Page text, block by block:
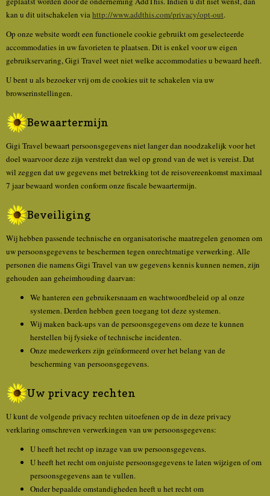
kan u dit uitschakelen viahttp://www.addthis.com/privacy/opt-out.
Op onze website wordt een functionele cookie gebruikt om geselecteerde
accommodaties in uw favorieten te plaatsen. Dit is enkel voor uw eigen
gebruikservaring, Gigi Travel weet niet welke accommodaties u bewaard heeft.
U bent u als bezoeker vrij om de cookies uit te schakelen via uw
browserinstellingen.
Bewaartermijn
Gigi Travel bewaart persoonsgegevens niet langer dan noodzakelijk voor het
doel waarvoor deze zijn verstrekt dan wel op grond van de wet is vereist. Dat
wil zeggen dat uw gegevens met betrekking tot de reisovereenkomst maximaal
7 jaar bewaard worden conform onze fiscale bewaartermijn.
Beveiliging
Wij hebben passende technische en organisatorische maatregelen genomen om
uw persoonsgegevens te beschermen tegen onrechtmatige verwerking. Alle
personen die namens Gigi Travel van uw gegevens kennis kunnen nemen, zijn
gehouden aan geheimhouding daarvan:
We hanteren een gebruikersnaam en wachtwoordbeleid op al onze
systemen. Derden hebben geen toegang tot deze systemen.
Wij maken back-ups van de persoonsgegevens om deze te kunnen
herstellen bij fysieke of technische incidenten.
Onze medewerkers zijn geïnformeerd over het belang van de
bescherming van persoonsgegevens.
Uw privacy rechten
U kunt de volgende privacy rechten uitoefenen op de in deze privacy
verklaring omschreven verwerkingen van uw persoonsgegevens:
U heeft het recht op inzage van uw persoonsgegevens.
U heeft het recht om onjuiste persoonsgegevens te laten wijzigen of om
persoonsgegevens aan te vullen.
Onder bepaalde omstandigheden heeft u het recht om